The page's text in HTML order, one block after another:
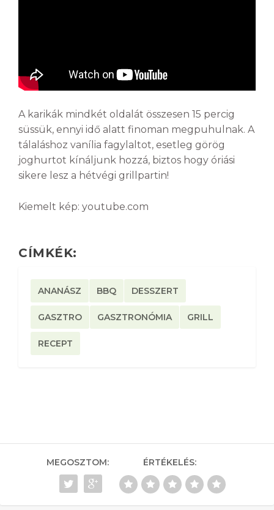
A karikák mindkét oldalát összesen 15 percig
süssük, ennyi idő alatt finoman megpuhulnak. A
tálaláshoz vanília fagylaltot, esetleg görög
joghurtot kínáljunk hozzá, biztos hogy óriási
sikere lesz a hétvégi grillpartin!
Kiemelt kép: youtube.com
CÍMKÉK:
ANANÁSZ BBQ DESSZERT
GASZTRO GASZTRONÓMIA GRILL
RECEPT
MEGOSZTOM: ÉRTÉKELÉS: